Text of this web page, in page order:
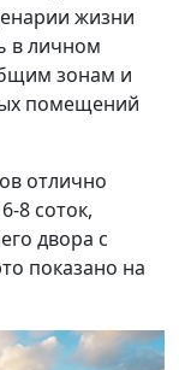
жизни
в личном
зонам и
помещений
отлично
8 соток,
двора с
показано на